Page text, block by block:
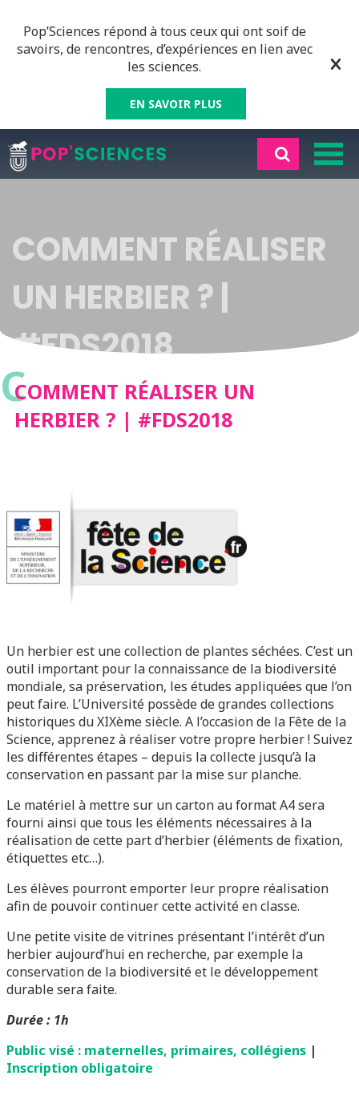
Pop’Sciences répond à tous ceux qui ont soif de
savoirs, de rencontres, d’expériences en lien avec
les sciences.
EN SAVOIR PLUS
COMMENT RÉALISER
UN HERBIER ? |
#FDS2018
CCOMMENT RÉALISER UN
HERBIER ? | #FDS2018
Un herbier est une collection de plantes séchées. C’est un
outil important pour la connaissance de la biodiversité
mondiale, sa préservation, les études appliquées que l’on
peut faire. L’Université possède de grandes collections
historiques du XIXème siècle. A l’occasion de la Fête de la
Science, apprenez à réaliser votre propre herbier ! Suivez
les différentes étapes – depuis la collecte jusqu’à la
conservation en passant par la mise sur planche.
Le matériel à mettre sur un carton au format A4 sera
fourni ainsi que tous les éléments nécessaires à la
réalisation de cette part d’herbier (éléments de fixation,
étiquettes etc…).
Les élèves pourront emporter leur propre réalisation
afin de pouvoir continuer cette activité en classe.
Une petite visite de vitrines présentant l’intérêt d’un
herbier aujourd’hui en recherche, par exemple la
conservation de la biodiversité et le développement
durable sera faite.
Durée : 1h
Public visé : maternelles, primaires, collégiens |
Inscription obligatoire